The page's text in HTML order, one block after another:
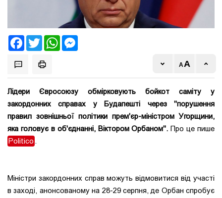
FacebookTwitter WhatsApp
Лідери Євросоюзу обмірковують бойкот саміту у
закордонних справах у Будапешті через "порушення
правил зовнішньої політики прем'єр-міністром Угорщини,
яка головує в об'єднанні, Віктором Орбаном". Про це пише
Politico .
Міністри закордонних справ можуть відмовитися від участі
в заході, анонсованому на 28-29 серпня, де Орбан спробує